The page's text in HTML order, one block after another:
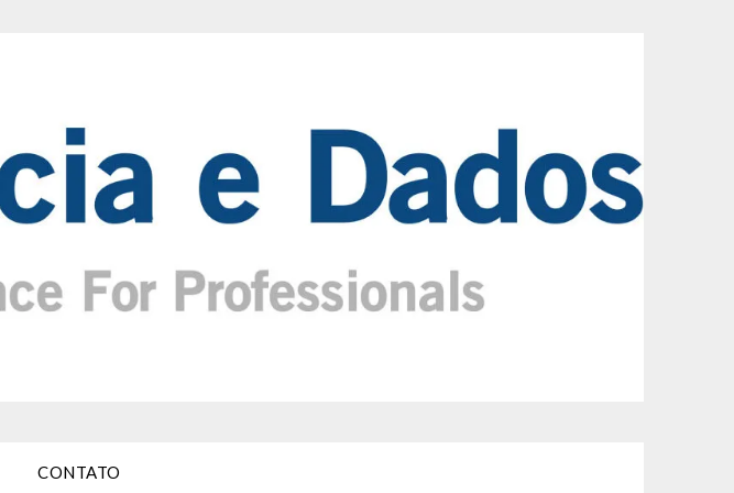
CONTATO